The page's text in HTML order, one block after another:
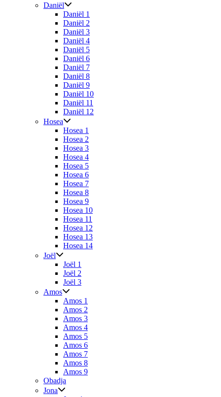
Daniël
Daniël 1
Daniël 2
Daniël 3
Daniël 4
Daniël 5
Daniël 6
Daniël 7
Daniël 8
Daniël 9
Daniël 10
Daniël 11
Daniël 12
Hosea
Hosea 1
Hosea 2
Hosea 3
Hosea 4
Hosea 5
Hosea 6
Hosea 7
Hosea 8
Hosea 9
Hosea 10
Hosea 11
Hosea 12
Hosea 13
Hosea 14
Joël
Joël 1
Joël 2
Joël 3
Amos
Amos 1
Amos 2
Amos 3
Amos 4
Amos 5
Amos 6
Amos 7
Amos 8
Amos 9
Obadja
Jona